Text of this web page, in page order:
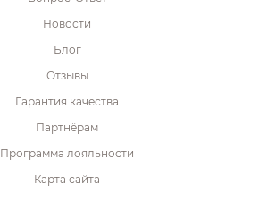
Новости
Блог
Отзывы
Гарантия качества
Партнёрам
Программа лояльности
Карта сайта